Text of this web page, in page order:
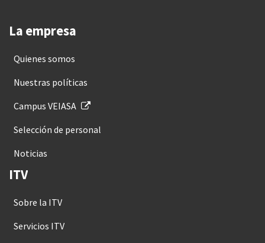
La empresa
Quienes somos
Nuestras políticas
Campus VEIASA
Selección de personal
Noticias
ITV
Sobre la ITV
Servicios ITV